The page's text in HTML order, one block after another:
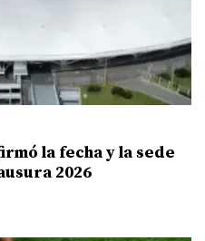
la fecha y la sede
2026